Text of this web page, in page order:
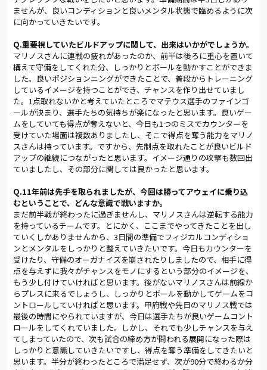
に家長が詰めるシーンなど攻勢が続いた。
ットから家長がシュート。56分にはマテウスのクロスに左サイ
ドバックの大屋が飛び込み、70分には渡部のクロスを江坂が頭
で狙った。しかし、チャンスを逃し続ければピンチがやって来
る。71分、横浜FMの左サイドバックの金井に同点ゴールを決め
られてしまった。
ルヴァンカップのノックステージは、決勝戦を除いてホーム＆
アウェイの合計スコアで争われる。2試合の合計スコアが同じ場
合はアウェイゴールが多い方が勝利し、第2戦がアウェイのた
め、ここで引分けると不利だ。大きく気落ちしそうな展開とな
ったが、渋谷監督は泉澤、ムルジャを投入して攻撃の意志を明
示した。
何より、横浜FMには苦い思いをさせられてきた。今季の2度の対
戦では、いずれも先制しながら終盤に追いつかれて勝利を逃し
た。3度目の正直で、何としても勝ち切りたい相手だった。強い
思いがプレーに表れた。試合終了間際の87分、相手のドリブル
の勢いを大山が懸命なスライディングで止めると、ボールを奪っ
た横山のパスを受けた家長が気持ちを込めたパワーショットで
相手GKの正面を破り、決勝点をたたき込んだ。
2-1での勝利となったが、まだ本当の勝負はついていない。アウ
ェイゴールを奪われたこともあり、中3日で迎える第2戦も油断
はできない。渋谷監督は「まだ半分が終わっただけ。次の試合
が90分だろうが（合計スコアで並んで延長戦に入って）120分だ
ろうが、PK戦になろうが勝つ気持ちで向かう」と、兜の緒を締
め直していた。
ませんが、良いコンディションと良いメンタル状態で臨めるように次
に向かっていきたいです。
Q.重要視していたビルドアップに関して、出来はいかがでしょうか。
マリノスさんに連戦の疲れがあったのか、前半は後ろに重心を置いて
構えて守備をしてくれた分、しっかりとボールを動かすことができま
した。良いポジションニングができたことで、普段からトレーニング
しているイメージを持つことができ、チャンスを作り出せていまし
た。1点取れないかと考えていたところでマテウス選手のファインゴ
ールが決まり、選手たちの気持ちが楽になったと思います。良いゲー
ムをしていても得点が奪えないと、今日も1つのミスでカウンターを
受けていた場面は複数ありましたし、そこで得点を奪う能力をマリノ
スさんは持っています。ですから、先制点を取れたことが良いビルド
アップの継続につながったと思います。イメージ通りの攻撃も数回出
ていましたし、その部分に関しては良かったと思います。
Q.11年前は先手を取られましたが、今回は勝ってアウェイに乗り込
むということで、どんな意識で戦いますか。
まだ前半戦が終わったに過ぎませんし、マリノスさんは逆転する能力
を持っているチームです。とにかく、ここまでやってきたことを出し
ていくしかありませんから、3日間の準備でフィジカルコンディショ
ンとメンタルをしっかりと整えていきたいです。今日もカウンターを
受けたり、守備のオーガナイズを崩されたりしましたので、相手に得
点を与えずに我々がチャンスをモノにするという部分のイメージを、
もう少し付けていければと思います。後がないマリノスさんは前線か
らプレスに来るでしょうし、しっかりとボールを動かしてゲームをコ
ントロールしていければと思います。甲府戦や先日のマリノス戦では
最後の時間にやられていますが、今日は選手たちが良いゲームコント
ロールをしてくれていました。しかし、それでも少しチャンスを与え
てしまっていたので、次も試合の締め方が問われる展開になった際は
しっかりと意識していきたいですし、得点を奪う準備をしてきたいと
思います。半分が終わったところで満足せず、次が90分で終わるか分